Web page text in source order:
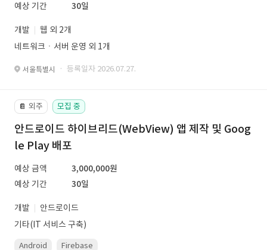
예상 기간
30일
개발
웹 외 2개
네트워크ㆍ서버 운영 외 1개
서울특별시 · 등록일자 2026.07.27.
📔 외주 모집 중
안드로이드 하이브리드(WebView) 앱 제작 및 Goog
le Play 배포
예상 금액
3,000,000원
예상 기간
30일
개발
안드로이드
기타(IT 서비스 구축)
Android Firebase